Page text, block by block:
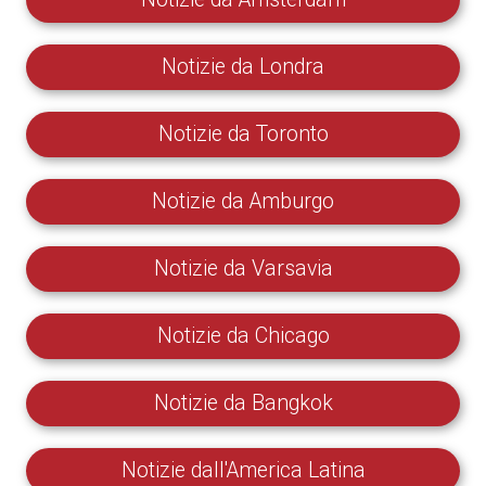
Notizie da Londra
Notizie da Toronto
Notizie da Amburgo
Notizie da Varsavia
Notizie da Chicago
Notizie da Bangkok
Notizie dall'America Latina